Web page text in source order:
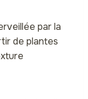
par la
de plantes